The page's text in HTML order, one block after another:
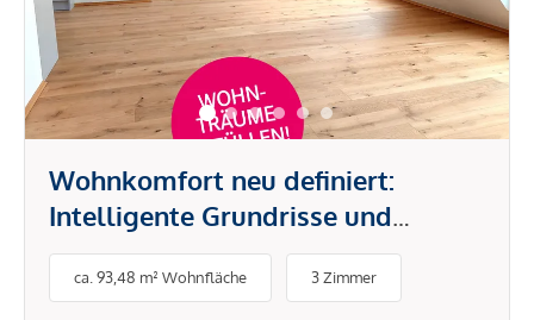
Wohnkomfort neu definiert:
Intelligente Grundrisse und
hochwertige Ausstattung
ca. 93,48 m² Wohnfläche 3 Zimmer